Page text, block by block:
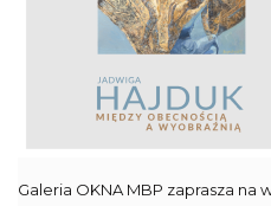
Galeria OKNA MBP zaprasza na